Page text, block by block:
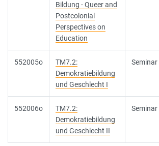
Bildung - Queer and
Postcolonial
Perspectives on
Education
552005o
TM7.2:
Demokratiebildung
und Geschlecht I
Seminar
552006o
TM7.2:
Demokratiebildung
und Geschlecht II
Seminar